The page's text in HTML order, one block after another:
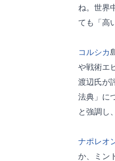
ね。世界
ても「高
コルシカ
や戦術エ
渡辺氏が
法典」に
と強調し
ナポレオ
か、ミン